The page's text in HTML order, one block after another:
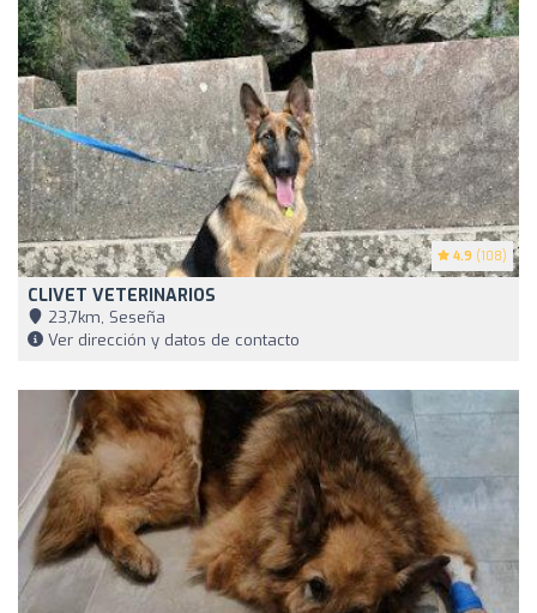
4.9 (108)
CLIVET VETERINARIOS
23,7km, Seseña
Ver dirección y datos de contacto